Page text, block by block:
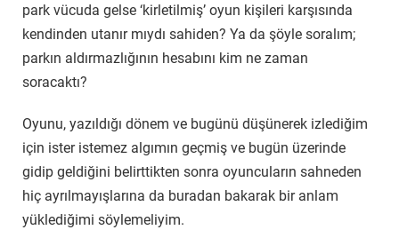
park vücuda gelse ‘kirletilmiş’ oyun kişileri karşısında
kendinden utanır mıydı sahiden? Ya da şöyle soralım;
parkın aldırmazlığının hesabını kim ne zaman
soracaktı?
Oyunu, yazıldığı dönem ve bugünü düşünerek izlediğim
için ister istemez algımın geçmiş ve bugün üzerinde
gidip geldiğini belirttikten sonra oyuncuların sahneden
hiç ayrılmayışlarına da buradan bakarak bir anlam
yüklediğimi söylemeliyim.